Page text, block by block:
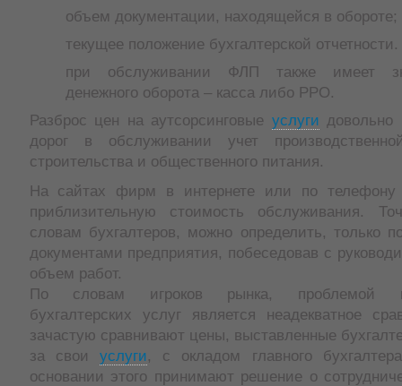
объем документации, находящейся в обороте;
текущее положение бухгалтерской отчетности.
при обслуживании ФЛП также имеет
денежного оборота – касса либо РРО.
Разброс цен на аутсорсинговые услуги довольно
дорог в обслуживании учет
строительства и общественного питания.
На сайтах фирм в интернете или по
приблизительную стоимость обслуживания.
словам бухгалтеров, можно определить, только
документами предприятия, побеседовав с
объем работ.
По словам игроков рынка, проблемой
бухгалтерских услуг является неадекватное
зачастую сравнивают цены, выставленные
за свои услуги, с окладом главного
основании этого принимают решение о